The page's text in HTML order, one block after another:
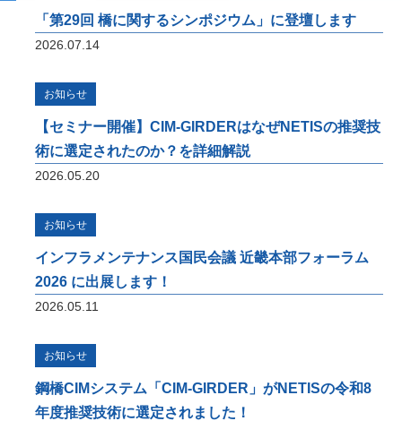
いたします。
ョン
オフィスケイワンが参画するコンソーシアム
が取り組んだ「建設現場の生産性を飛躍的に
橋」「トラス橋」「斜張橋」「吊橋」に大別
「第29回 橋に関するシンポジウム」に登壇します
2026.07.14
お知らせ
【セミナー開催】CIM-GIRDERはなぜNETISの推奨技
術に選定されたのか？を詳細解説
2026.05.20
お知らせ
インフラメンテナンス国民会議 近畿本部フォーラム
2026 に出展します！
2026.05.11
お知らせ
鋼橋CIMシステム「CIM-GIRDER」がNETISの令和8
年度推奨技術に選定されました！